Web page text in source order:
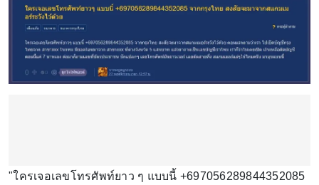
"ใครเจอเลขโทรศัพท์ยาว ๆ แบบนี้ +697056289844352085